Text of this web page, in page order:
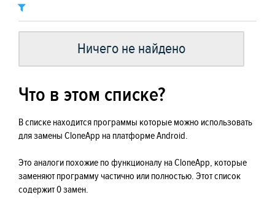
Ничего не найдено
Что в этом списке?
В списке находится программы которые можно использовать
для замены CloneApp на платформе Android.
Это аналоги похожие по функционалу на CloneApp, которые
заменяют программу частично или полностью. Этот список
содержит 0 замен.